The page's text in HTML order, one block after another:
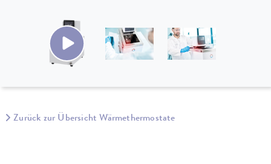
Zurück zur Übersicht Wärmethermostate